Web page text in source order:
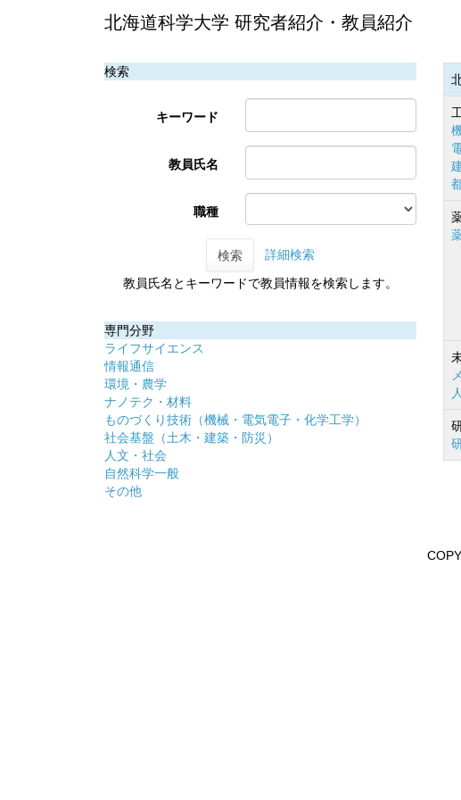
北海道科学大学 研究者紹介・教員紹介
検索
キーワード
教員氏名
職種
検索 詳細検索
教員氏名とキーワードで教員情報を検索します。
専門分野
ライフサイエンス
情報通信
環境・農学
ナノテク・材料
ものづくり技術（機械・電気電子・化学工学）
社会基盤（土木・建築・防災）
人文・社会
自然科学一般
その他